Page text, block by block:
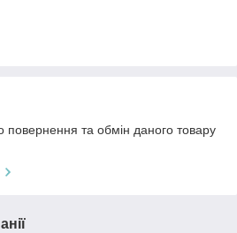
та обмін даного товару